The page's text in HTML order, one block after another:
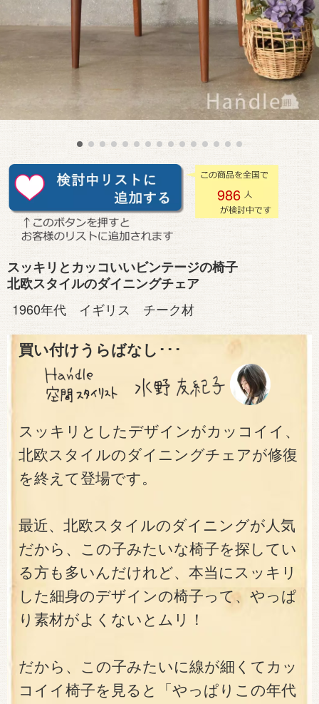
986
スッキリとカッコいいビンテージの椅子
北欧スタイルのダイニングチェア
1960年代 イギリス チーク材
買い付けうらばなし･･･
スッキリとしたデザインがカッコイイ、
北欧スタイルのダイニングチェアが修復
を終えて登場です。
最近、北欧スタイルのダイニングが人気
だから、この子みたいな椅子を探してい
る方も多いんだけれど、本当にスッキリ
した細身のデザインの椅子って、やっぱ
り素材がよくないとムリ！
だから、この子みたいに線が細くてカッ
コイイ椅子を見ると「やっぱりこの年代